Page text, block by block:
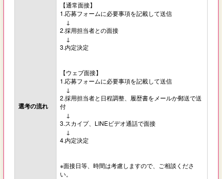
選考の流れ
【通常面接】
1.応募フォームに必要事項を記載して送信
↓
2.採用担当者との面接
↓
3.内定決定
【ウェブ面接】
1.応募フォームに必要事項を記載して送信
↓
2.採用担当者と日程調整、履歴書をメールか郵送で送
付
↓
3.スカイプ、LINEビデオ通話で面接
↓
4.内定決定
※面接日等、時間は考慮しますので、ご相談くださ
い。